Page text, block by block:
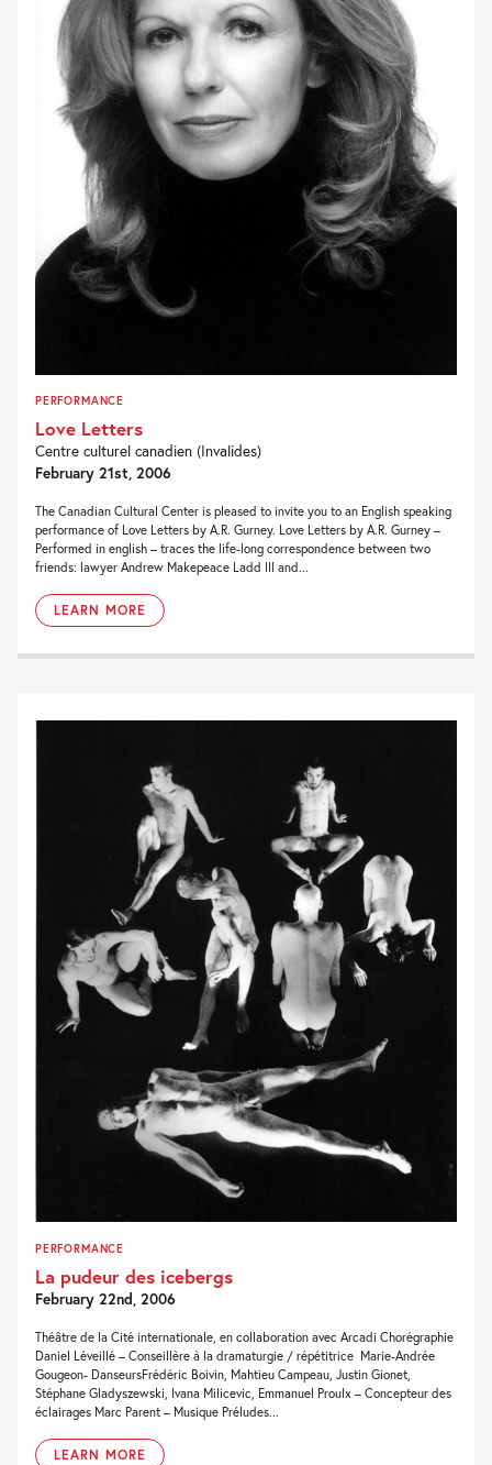
PERFORMANCE
Love Letters
Centre culturel canadien (Invalides)
February 21st, 2006
The Canadian Cultural Center is pleased to invite you to an English speaking
performance of Love Letters by A.R. Gurney. Love Letters by A.R. Gurney –
Performed in english – traces the life-long correspondence between two
friends: lawyer Andrew Makepeace Ladd III and...
LEARN MORE
PERFORMANCE
La pudeur des icebergs
February 22nd, 2006
Théâtre de la Cité internationale, en collaboration avec Arcadi Chorégraphie
Daniel Léveillé – Conseillère à la dramaturgie / répétitrice Marie-Andrée
Gougeon- DanseursFrédéric Boivin, Mahtieu Campeau, Justin Gionet,
Stéphane Gladyszewski, Ivana Milicevic, Emmanuel Proulx – Concepteur des
éclairages Marc Parent – Musique Préludes...
LEARN MORE